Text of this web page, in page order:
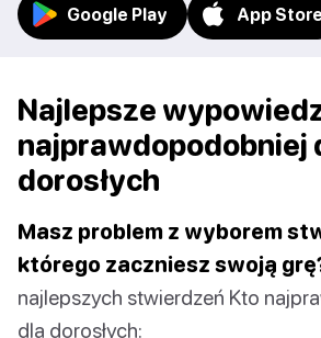
Google Play App Store
Najlepsze
najprawdopodobniej
dorosłych
Masz problem z wyborem
którego zaczniesz swoją
najlepszych stwierdzeń Kto
dla dorosłych: